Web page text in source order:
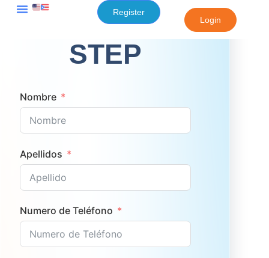
content Register
Login
AIM4: NEXT
STEP
Nombre
Apellidos
Numero de Teléfono